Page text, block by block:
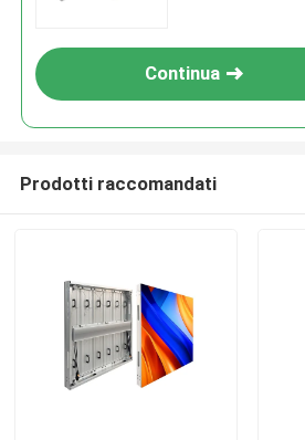
Continua
Prodotti raccomandati